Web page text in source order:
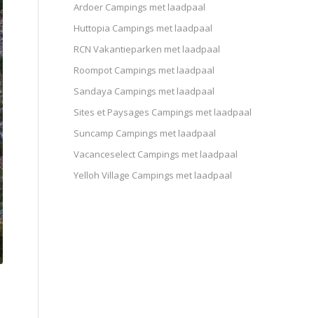
Ardoer Campings met laadpaal
Huttopia Campings met laadpaal
RCN Vakantieparken met laadpaal
Roompot Campings met laadpaal
Sandaya Campings met laadpaal
Sites et Paysages Campings met laadpaal
Suncamp Campings met laadpaal
Vacanceselect Campings met laadpaal
Yelloh Village Campings met laadpaal